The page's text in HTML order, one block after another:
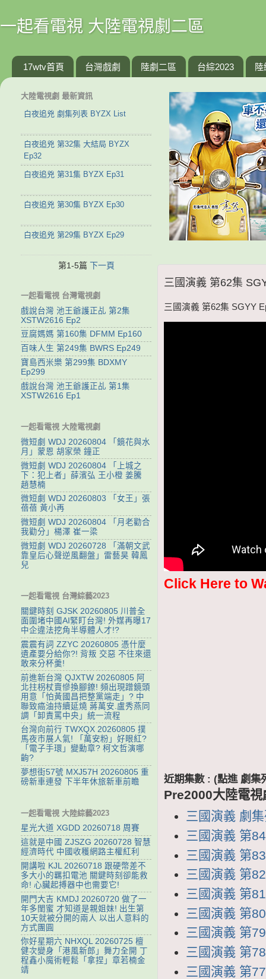
一起看電視 大陸電視劇二區
17wtv首頁 台灣戲劇 陸劇二區 台綜2023 陸
三國演義 第62集
三國演義 第62集 SGYY
Click Here to
近期集數 : (點進 劇集
Pre2000大陸電視
三國演義 劇
三國演義 第
三國演義 第
三國演義 第
三國演義 第
三國演義 第
三國演義 第
三國演義 第
三國演義 第
大陸電視劇 最新資訊
白夜追兇 劇集列表 BYZX List
白夜追兇 第32集 大結局 BYZX
Ep32
白夜追兇 第31集 BYZX Ep31
白夜追兇 第30集 BYZX Ep30
白夜追兇 第29集 BYZX Ep29
第1-5篇 下一頁
一起看電視 台灣電視劇
戲說台灣 池王爺護正乩 第2集
XSTW2616 Ep2
豆腐媽媽 第160集 DFMM Ep160
百味人生 第249集 BWRS Ep249
寶島西米樂 第299集 BDXMY
Ep299
戲說台灣 池王爺護正乩 第1集
XSTW2616 Ep1
一起看電視 大陸電視劇
微短劇 WDJ 20260804 「鏡花與水
月」蒙恩 胡家榮 鐘正
微短劇 WDJ 20260804 「上城之
下：犯上者」薛濱弘 王小橙 姜騰
趙慧楠
微短劇 WDJ 20260803 「女王」張
蓓蓓 黃小再
微短劇 WDJ 20260804 「月老勸合
我勸分」楊澤 崔一梁
微短劇 WDJ 20260728 「滿朝文武
靠皇后心聲逆風翻盤」雷藝昊 韓鳳
兒
一起看電視 台灣綜藝2023
關鍵時刻 GJSK 20260805 川普全
面圍堵中國AI緊盯台灣! 外媒再曝17
中企違法挖角半導體人才!?
震震有詞 ZZYC 20260805 憑什麼
遺產要分給你?! 背叛 交惡 不往來還
敢來分杯羹!
前進新台灣 QJXTW 20260805 阿
北拄枴杖賣慘換腳鐐! 頻出現蹭鏡頭
用意「怕黃國昌把整黨端走」? 中
聯致癌油持續延燒 蔣萬安.盧秀燕同
調「卸責罵中央」統一流程
台灣向前行 TWXQX 20260805 撲
馬夜市展人氣! 「萬安粉」好眼紅?
「電子手環」變勳章? 柯文哲演哪
齣?
夢想街57號 MXJ57H 20260805 重
磅新車連發 下半年休旅新車前瞻
一起看電視 大陸綜藝2023
星光大道 XGDD 20260718 周賽
這就是中國 ZJSZG 20260728 智慧
經濟時代 中國收穫網路主權紅利
開講啦 KJL 20260718 跟硬幣差不
多大小的羈扣電池 關鍵時刻卻能救
命! 心臟起搏器中也需要它!
開門大吉 KMDJ 20260720 做了一
年多閨蜜 才知道是親姐妹! 出生第
10天就被分開的兩人 以出人意料的
方式團圓
你好星期六 NHXQL 20260725 檀
健次變身「港風新郎」舞力全開 丁
程鑫小魔術輕鬆「拿捏」章若楠金
靖